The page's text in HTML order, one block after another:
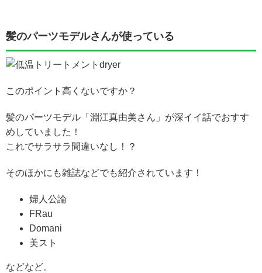
髪のパーツモデルさんが使っている
このポイント高くないですか？
髪のパーツモデル「淵江真由美さん」が深イイ話でおすす
めしていました！
これでサラサラ間違いなし！？
そのほかにも雑誌などでも紹介されています！
婦人公論
FRau
Domani
美スト
などなど。